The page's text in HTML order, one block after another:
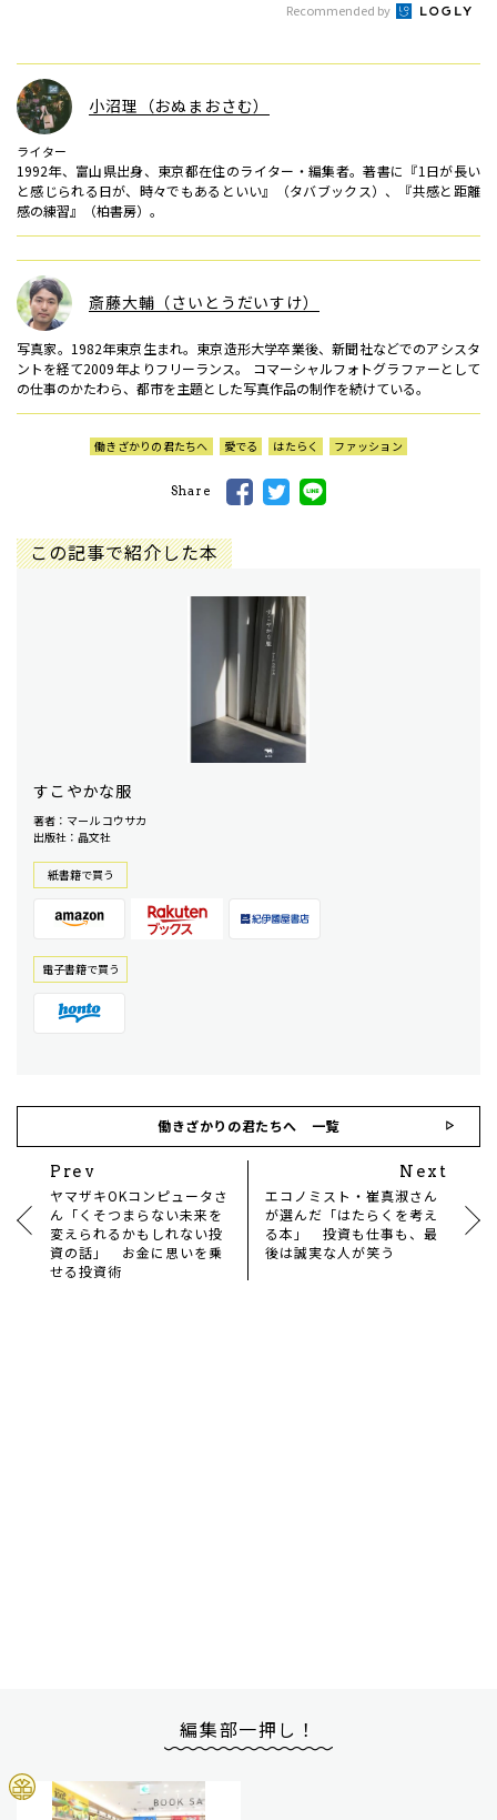
Recommended by
小沼理（おぬまおさむ）
ライター
1992年、富山県出身、東京都在住のライター・編集者。著書に『1日が長い
と感じられる日が、時々でもあるといい』（タバブックス）、『共感と距離
感の練習』（柏書房）。
斎藤大輔（さいとうだいすけ）
写真家。1982年東京生まれ。東京造形大学卒業後、新聞社などでのアシスタ
ントを経て2009年よりフリーランス。 コマーシャルフォトグラファーとして
の仕事のかたわら、都市を主題とした写真作品の制作を続けている。
働きざかりの君たちへ 愛でる はたらく ファッション
Share
この記事で紹介した本
すこやかな服
著者：マール コウサカ
出版社：晶文社
紙書籍で買う
電⼦書籍で買う
働きざかりの君たちへ 一覧
Prev
ヤマザキOKコンピュータさ
ん「くそつまらない未来を
変えられるかもしれない投
資の話」 お金に思いを乗
せる投資術
Next
エコノミスト・崔真淑さん
が選んだ「はたらくを考え
る本」 投資も仕事も、最
後は誠実な人が笑う
編集部一押し！